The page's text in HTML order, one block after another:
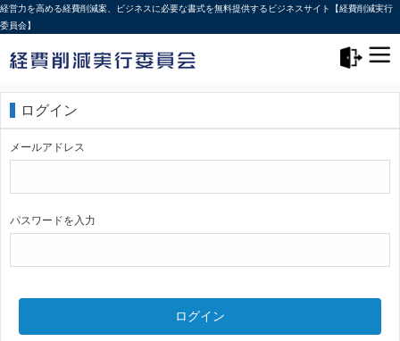
経営力を高める経費削減案、ビジネスに必要な書式を無料提供するビジネスサイト【経費削減実行
委員会】
ログイン
メールアドレス
パスワードを入力
ログイン